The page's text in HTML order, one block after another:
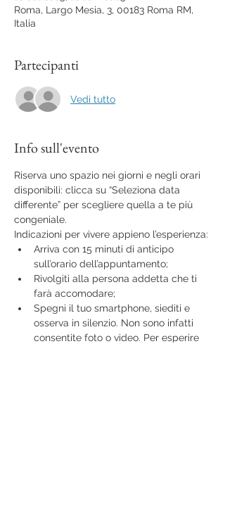
Roma, Largo Mesia, 3, 00183 Roma RM,
Italia
Partecipanti
Vedi tutto
Info sull'evento
Riserva uno spazio nei giorni e negli orari
disponibili: clicca su “Seleziona data
differente” per scegliere quella a te più
congeniale.
Indicazioni per vivere appieno l’esperienza:
Arriva con 15 minuti di anticipo
sull’orario dell’appuntamento;
Rivolgiti alla persona addetta che ti
farà accomodare;
Spegni il tuo smartphone, siediti e
osserva in silenzio. Non sono infatti
consentite foto o video. Per esperire